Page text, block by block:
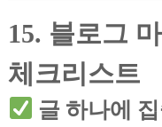
15. 블로그
체크리스트
글 하나에